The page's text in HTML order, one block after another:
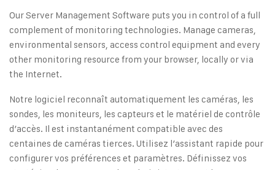
Our Server Management Software puts you in control of a full
complement of monitoring technologies. Manage cameras,
environmental sensors, access control equipment and every
other monitoring resource from your browser, locally or via
the Internet.
Notre logiciel reconnaît automatiquement les caméras, les
sondes, les moniteurs, les capteurs et le matériel de contrôle
d’accès. Il est instantanément compatible avec des
centaines de caméras tierces. Utilisez l’assistant rapide pour
configurer vos préférences et paramètres. Définissez vos